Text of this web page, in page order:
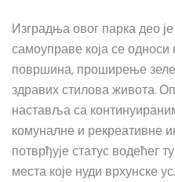
Изградња овог парка део
самоуправе која се
површина, проширење
здравих стилова живота.
наставља са
комуналне и рекреативне
потврђује статус водећег
места које нуди врхунске